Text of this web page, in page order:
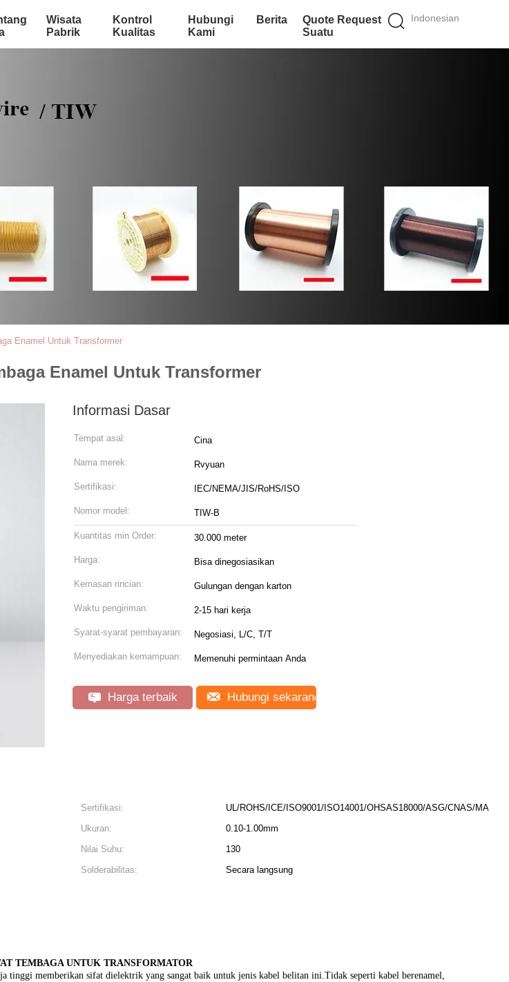
Indonesian
Wisata
Pabrik
Kontrol
Kualitas
Hubungi
Kami
Berita
Quote Request
Suatu
Enamel Untuk Transformer
Enamel Untuk Transformer
Informasi Dasar
Tempat asal: Cina
Nama merek: Rvyuan
Sertifikasi: IEC/NEMA/JIS/RoHS/ISO
Nomor model: TIW-B
Kuantitas min Order: 30.000 meter
Harga: Bisa dinegosiasikan
Kemasan rincian: Gulungan dengan karton
Waktu pengiriman: 2-15 hari kerja
Syarat-syarat pembayaran: Negosiasi, L/C, T/T
Menyediakan kemampuan: Memenuhi permintaan Anda
Harga terbaik Hubungi sekarang
Sertifikasi:
UL/ROHS/ICE/ISO9001/ISO14001/OHSAS18000/ASG/CNAS/MA
Ukuran:
0.10-1.00mm
Nilai Suhu:
130
Solderabilitas:
Secara langsung
TEMBAGA UNTUK TRANSFORMATOR
memberikan sifat dielektrik yang sangat baik untuk jenis kabel belitan ini.Tidak seperti kabel berenamel,